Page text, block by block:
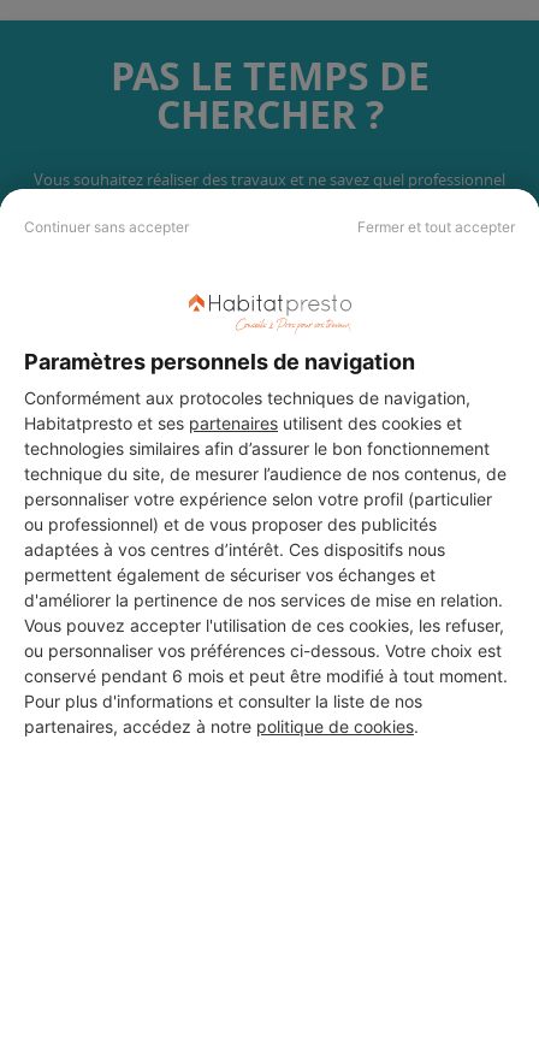
Continuer sans accepter Fermer et tout accepter
Paramètres personnels de navigation
Conformément aux protocoles techniques de navigation,
Habitatpresto et ses partenaires utilisent des cookies et
technologies similaires afin d’assurer le bon fonctionnement
technique du site, de mesurer l’audience de nos contenus, de
personnaliser votre expérience selon votre profil (particulier
ou professionnel) et de vous proposer des publicités
adaptées à vos centres d’intérêt. Ces dispositifs nous
permettent également de sécuriser vos échanges et
d'améliorer la pertinence de nos services de mise en relation.
Vous pouvez accepter l'utilisation de ces cookies, les refuser,
ou personnaliser vos préférences ci-dessous. Votre choix est
conservé pendant 6 mois et peut être modifié à tout moment.
Pour plus d'informations et consulter la liste de nos
partenaires, accédez à notre politique de cookies.
PAS LE TEMPS DE
CHERCHER ?
Vous souhaitez réaliser des travaux et ne savez quel professionnel
professionnels partout en France.
DEMANDER UN DEVIS